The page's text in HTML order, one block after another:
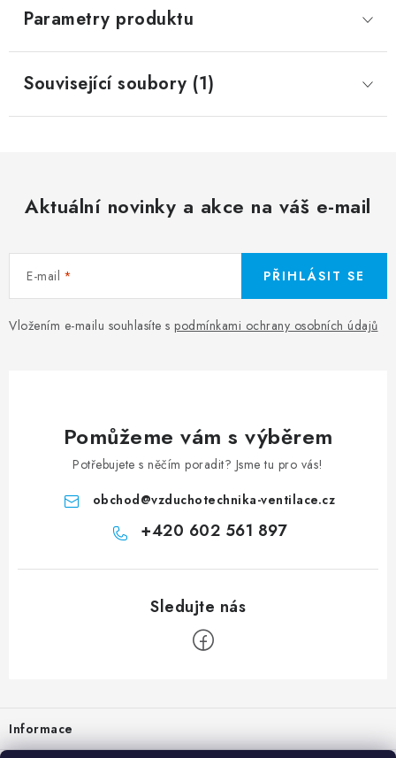
Parametry produktu
Související soubory (1)
Aktuální novinky a akce na váš e-mail
E-mail
Vložením e-mailu souhlasíte s podmínkami ochrany osobních údajů
PŘIHLÁSIT SE
Pomůžeme vám s výběrem
Potřebujete s něčím poradit? Jsme tu pro vás!
obchod@vzduchotechnika-ventilace.cz
+420 602 561 897
Informace